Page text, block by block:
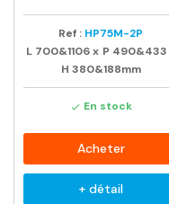
Ref : HP75M-2P
L 700&1106 x P 490&433
H 380&188mm
 En stock
Acheter
+ détail